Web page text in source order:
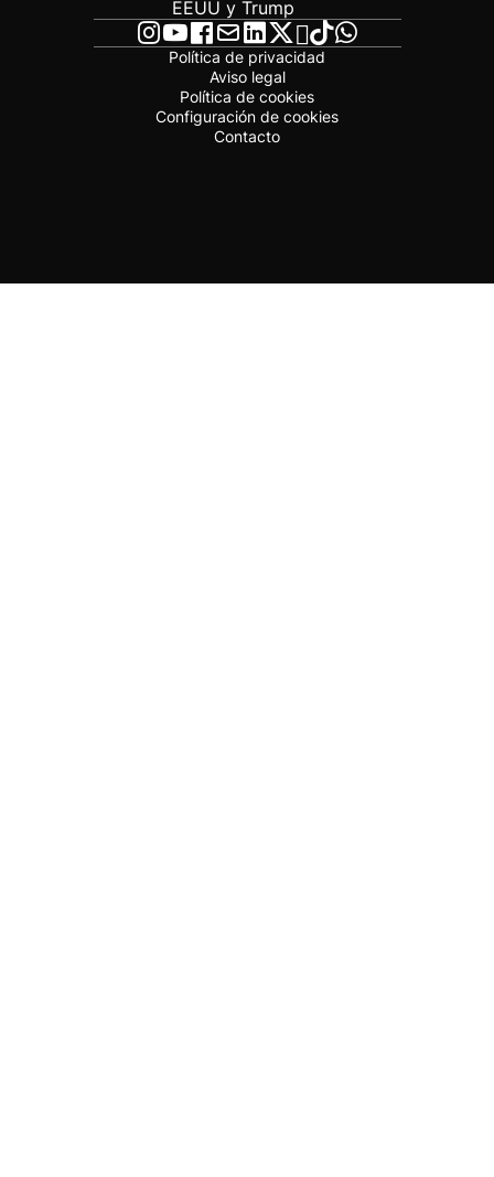
EEUU y Trump
Política de privacidad
Aviso legal
Política de cookies
Configuración de cookies
Contacto